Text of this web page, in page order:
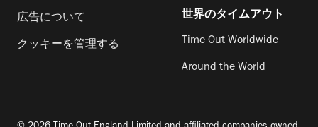
広告について
クッキーを管理する
世界のタイムアウト
Time Out Worldwide
Around the World